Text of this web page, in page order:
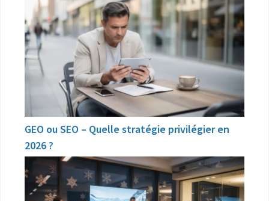
GEO ou SEO – Quelle stratégie privilégier en
2026 ?